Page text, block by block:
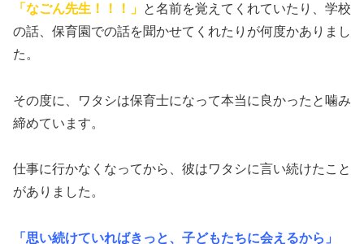
「なごん先生！！！」 と名前を覚えてくれていたり、学校
の話、保育園での話を聞かせてくれたりが何度かありまし
た。
その度に、ワタシは保育士になって本当に良かったと噛み
締めています。
仕事に行かなくなってから、彼はワタシに言い続けたこと
がありました。
「思い続けていればきっと、子どもたちに会えるから」